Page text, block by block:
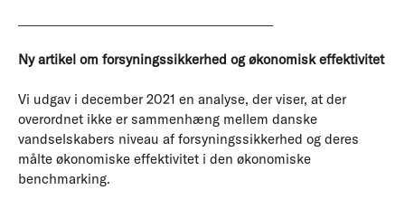
Ny artikel om forsyningssikkerhed og økonomisk effektivitet
Vi udgav i december 2021 en analyse, der viser, at der
overordnet ikke er sammenhæng mellem danske
vandselskabers niveau af forsyningssikkerhed og deres
målte økonomiske effektivitet i den økonomiske
benchmarking.